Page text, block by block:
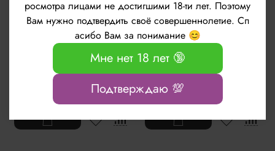
Шампунь серебряный с
анти-желтым эффектом
Farmagan Performance
Tech Silver Shampoo
Двухфазный спрей-
кондиционер Баланс
влажности Teotema
Moisture Balance Laev-in 2
1803 руб
росмотра лицами не достигшими 18-ти лет. Поэтому
Вам нужно подтвердить своё совершеннолетие. Сп
асибо Вам за понимание 😊
Мне нет 18 лет 🔞
Подтверждаю 💯